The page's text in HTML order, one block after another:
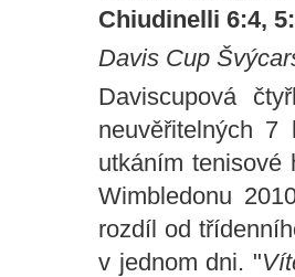
Chiudinelli 6:4,
Davis Cup
Daviscupová
neuvěřitelných
utkáním tenisové
Wimbledonu
rozdíl od
v jednom dni. "